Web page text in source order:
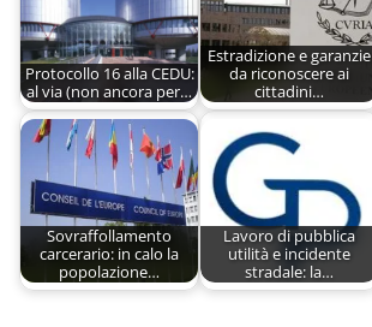
Protocollo 16 alla CEDU:
al via (non ancora per…
Estradizione e garanzie
da riconoscere ai
cittadini…
Sovraffollamento
carcerario: in calo la
popolazione…
Lavoro di pubblica
utilità e incidente
stradale: la…